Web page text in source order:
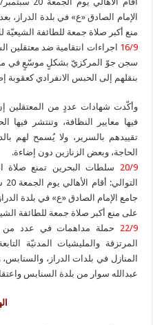
الإمام الصادق «ع» في بلدة الدراز،
منع أكبر صلاة جمعة للطائفة الشيعيّة للأسبوع 177
16/9 اجراءات انتقامية ضد
سجن جوّ المركزيّ بشكلٍ موسّعٍ في
بنقلهم إلى الحبس الانفرادي كعقوبة
وأكّدت شهادات عددٍ من المعتقلين إن
فيها معايير النظافة، وتنتشر
تقييدهم بالسرير، ولا يُسمح لهم
الحاجة، وبعض الزنازين دون إضاءة.
20/9
جامع الإمام الصادق «ع» في بلدة
على منع أكبر صلاة جمعة للطائفة الشيعيّة للأسبوع
22/9
حملة مداهمات في عدد من
المرتزقة والمليشيات المدنيّة
المنازل في بلدات الدراز،
عبدالله سوار من بلدة السنابس